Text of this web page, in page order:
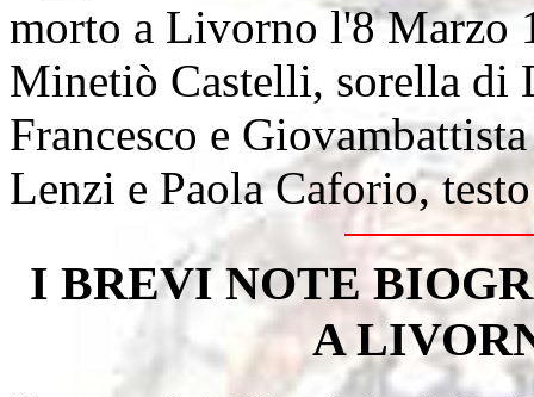
morto a Livorno l'8 Marzo
Minetiò Castelli, sorella di
Francesco e
Lenzi e Paola Caforio,
I BREVI NOTE
A